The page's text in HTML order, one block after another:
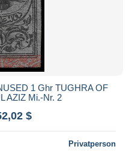
1 Ghr TUGHRA OF
AZIZ Mi.-Nr. 2
$
Privatperson